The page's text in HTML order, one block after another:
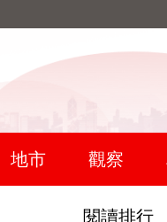
地市 觀察
閱讀排行